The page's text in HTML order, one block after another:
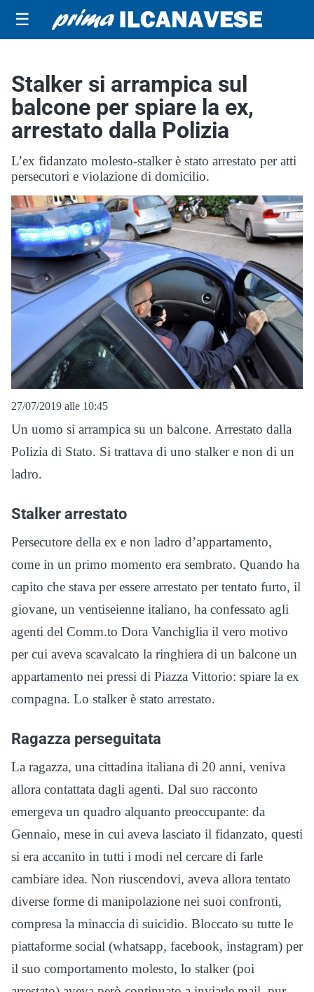
☰
Stalker si arrampica sul
balcone per spiare la ex,
arrestato dalla Polizia
L’ex fidanzato molesto-stalker è stato arrestato per atti
persecutori e violazione di domicilio.
27/07/2019 alle 10:45
Un uomo si arrampica su un balcone. Arrestato dalla
Polizia di Stato. Si trattava di uno stalker e non di un
ladro.
Stalker arrestato
Persecutore della ex e non ladro d’appartamento,
come in un primo momento era sembrato. Quando ha
capito che stava per essere arrestato per tentato furto, il
giovane, un ventiseienne italiano, ha confessato agli
agenti del Comm.to Dora Vanchiglia il vero motivo
per cui aveva scavalcato la ringhiera di un balcone un
appartamento nei pressi di Piazza Vittorio: spiare la ex
compagna. Lo stalker è stato arrestato.
Ragazza perseguitata
La ragazza, una cittadina italiana di 20 anni, veniva
allora contattata dagli agenti. Dal suo racconto
emergeva un quadro alquanto preoccupante: da
Gennaio, mese in cui aveva lasciato il fidanzato, questi
si era accanito in tutti i modi nel cercare di farle
cambiare idea. Non riuscendovi, aveva allora tentato
diverse forme di manipolazione nei suoi confronti,
compresa la minaccia di suicidio. Bloccato su tutte le
piattaforme social (whatsapp, facebook, instagram) per
il suo comportamento molesto, lo stalker (poi